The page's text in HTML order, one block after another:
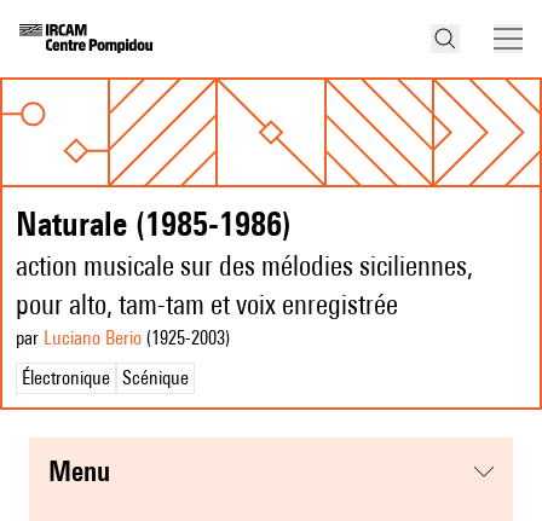
Naturale (1985-1986)
action musicale sur des mélodies siciliennes,
pour alto, tam-tam et voix enregistrée
par Luciano Berio (1925-2003)
Électronique Scénique
menu